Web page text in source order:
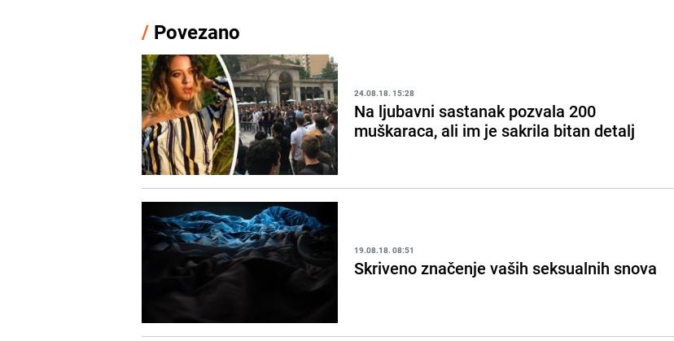
/ Povezano
24.08.18. 15:28
Na ljubavni sastanak pozvala 200
muškaraca, ali im je sakrila bitan detalj
19.08.18. 08:51
Skriveno značenje vaših seksualnih snova